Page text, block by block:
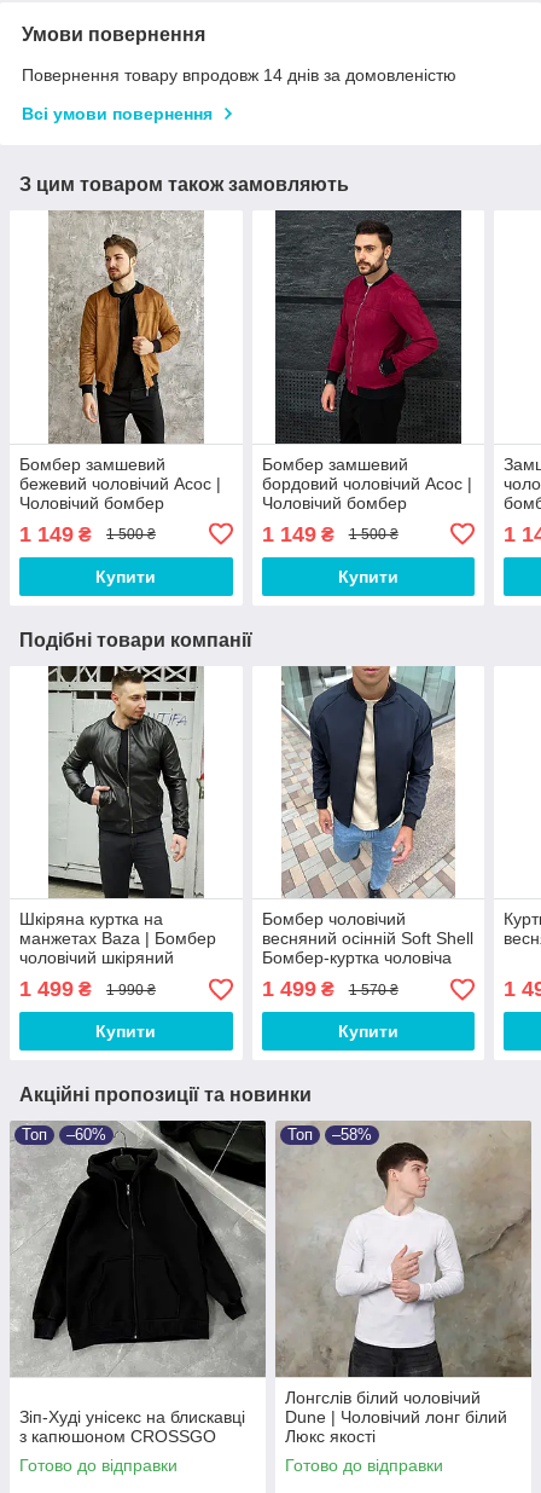
Умови повернення
Повернення товару впродовж 14 днів за домовленістю
Всі умови повернення
З цим товаром також замовляють
Бомбер замшевий
бежевий чоловічий Асос |
Чоловічий бомбер
1 149 ₴ 1 500 ₴
Купити
Бомбер замшевий
бордовий чоловічий Асос |
Чоловічий бомбер
1 149₴ 1 500 ₴
Купити
1
Подібні товари компанії
Шкіряна куртка на
манжетах Baza | Бомбер
чоловічий шкіряний
весняний осінній.
1 499 ₴ 1 990 ₴
Купити
Бомбер чоловічий
весняний осінній Soft Shell
Бомбер-куртка чоловіча
+3 - +18
1 499₴ 1 570 ₴
Купити
1
Акційні пропозиції та новинки
Топ –60%
Зіп-Худі унісекс на блискавці
з капюшоном CROSSGO
Готово до відправки
Топ –58%
Лонгслів білий чоловічий
Dune | Чоловічий лонг білий
Люкс якості
Готово до відправки